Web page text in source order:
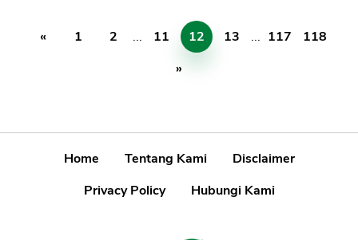
« 1 2 ... 11 12 13 ... 117
118
»
Home Tentang Kami
Disclaimer
Privacy Policy
Hubungi Kami